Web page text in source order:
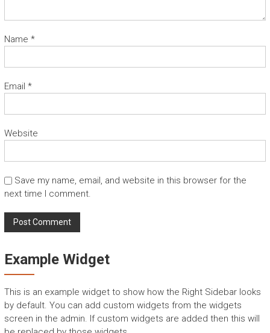
Name *
Email *
Website
Save my name, email, and website in this browser for the
next time I comment.
Example Widget
This is an example widget to show how the Right Sidebar looks
by default. You can add custom widgets from the widgets
screen in the admin. If custom widgets are added then this will